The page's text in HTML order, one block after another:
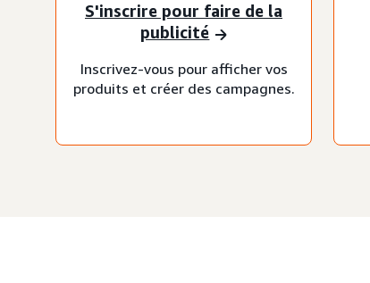
S'inscrire pour faire de la
publicité
Inscrivez-vous pour afficher vos
produits et créer des campagnes.